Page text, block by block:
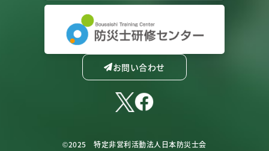
お問い合わせ
©2025 特定非営利活動法人日本防災士会